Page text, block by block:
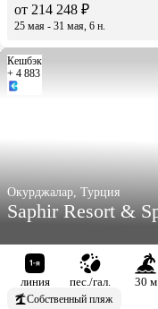
от 214 248 ₽
25 мая - 31 мая, 6 н.
Кешбэк
+ 4 883
Окурджалар, Турция
Saphir Resort &
линия пес./гал. 30 м
Собственный пляж